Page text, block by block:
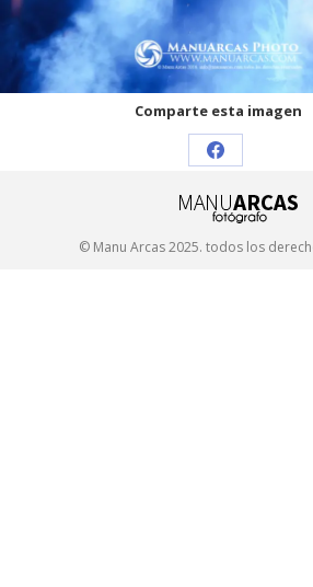
Comparte esta imagen
Share
on
Facebook
© Manu Arcas 2025. todos los